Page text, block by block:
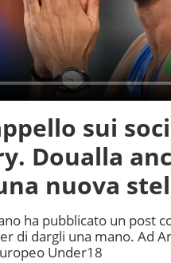
sui
Doualla
nuova
ha pubblicato un post
di dargli una mano. Ad
Under18